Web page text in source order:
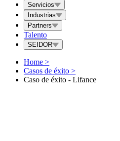
Servicios
Industrias
Partners
Talento
SEIDOR
Home >
Casos de éxito >
Caso de éxito - Lifance